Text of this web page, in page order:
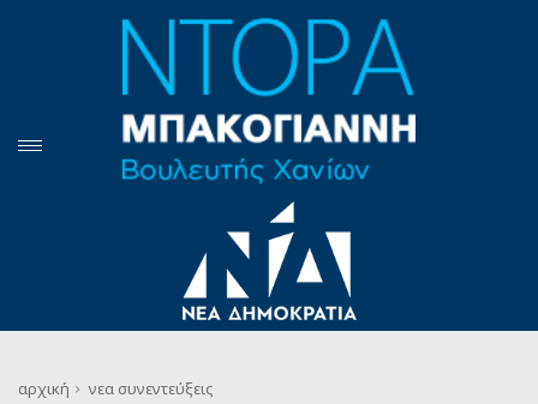
αρχική νεα συνεντεύξεις